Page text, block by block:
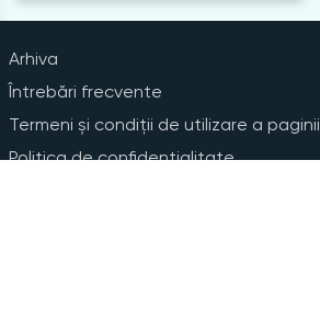
Arhiva
Întrebări frecvente
Termeni și condiții de utilizare a paginii
Politica de confidențialitate